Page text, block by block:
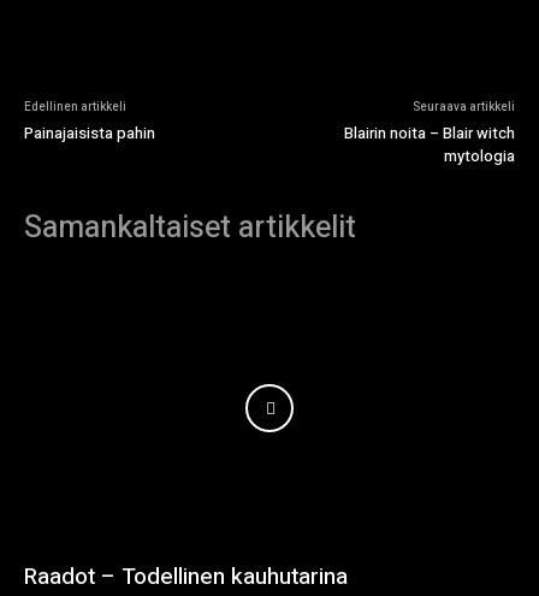
Edellinen artikkeli
Painajaisista pahin
Seuraava artikkeli
Blairin noita – Blair witch
mytologia
Samankaltaiset artikkelit
Raadot – Todellinen kauhutarina